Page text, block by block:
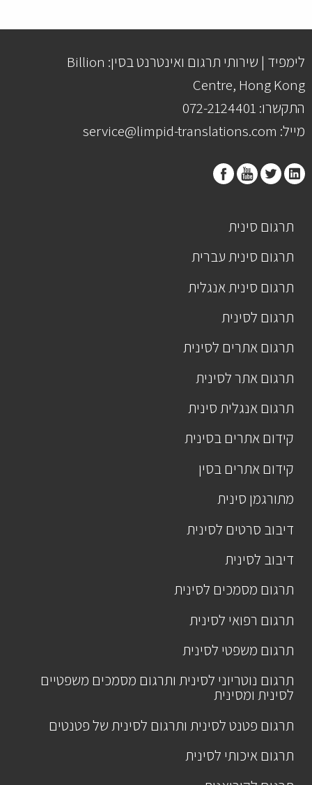
לימפיד | שירותי תרגום ואינטרנט בסין: Billion
Centre, Hong Kong
התקשרו: 072-2124401
מייל: service@limpid-translations.com
תרגום סינית
תרגום סינית עברית
תרגום סינית אנגלית
תרגום לסינית
תרגום אתרים לסינית
תרגום אתר לסינית
תרגום אנגלית סינית
קידום אתרים בסינית
קידום אתרים בסין
מתורגמן סינית
דיבוב סרטים לסינית
דיבוב לסינית
תרגום מסמכים לסינית
תרגום רפואי לסינית
תרגום משפטי לסינית
תרגום נוטריוני לסינית ותרגום מסמכים משפטיים
לסינית ומסינית
תרגום פטנט לסינית ותרגום לסינית של פטנטים
תרגום איכותי לסינית